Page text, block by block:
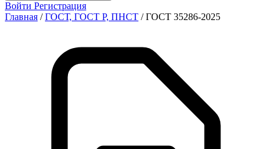
Войти Регистрация
Главная / ГОСТ, ГОСТ Р, ПНСТ / ГОСТ 35286-2025